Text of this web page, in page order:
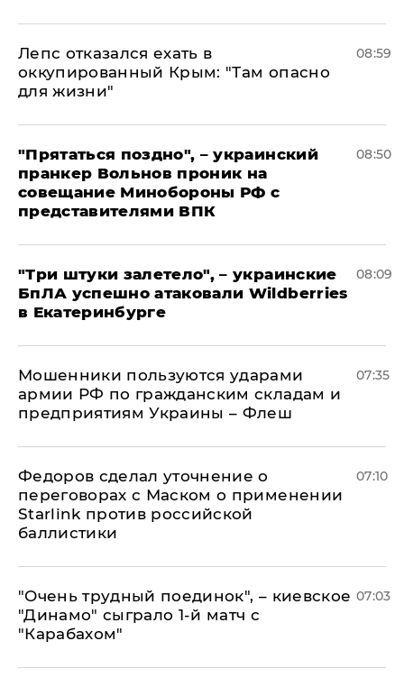
Лепс отказался ехать в
оккупированный Крым: "Там опасно
для жизни"
08:59
"Прятаться поздно", – украинский
пранкер Вольнов проник на
совещание Минобороны РФ с
представителями ВПК
08:50
"Три штуки залетело", – украинские
БпЛА успешно атаковали Wildberries
в Екатеринбурге
08:09
Мошенники пользуются ударами
армии РФ по гражданским складам и
предприятиям Украины – Флеш
07:35
Федоров сделал уточнение о
переговорах с Маском о применении
Starlink против российской
баллистики
07:10
"Очень трудный поединок", – киевское
"Динамо" сыграло 1-й матч с
"Карабахом"
07:03